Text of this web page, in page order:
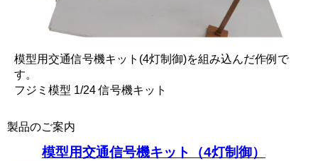
模型用交通信号機キット(4灯制御)を組み込んだ作例で
す。
フジミ模型 1/24 信号機キット
製品のご案内
模型用交通信号機キット（4灯制御）